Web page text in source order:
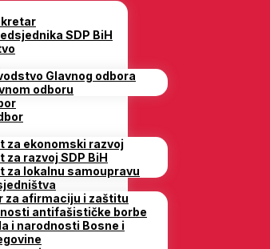
SDP BiH
Glavnog odbora
odboru
za ekonomski razvoj
za razvoj SDP BiH
za lokalnu samoupravu
za afirmaciju i zaštitu
antifašističke borbe
i narodnosti Bosne i